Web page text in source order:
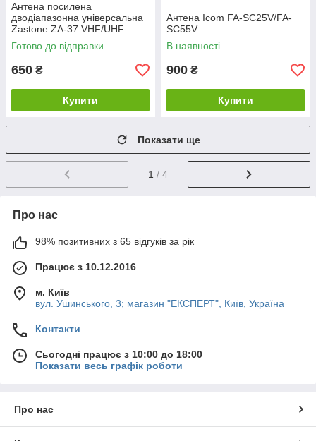
Антена посилена
дводіапазонна універсальна
Zastone ZA-37 VHF/UHF
SMA-Male
Готово до відправки
650 ₴
Купити
Антена Icom FA-SC25V/FA-
SC55V
В наявності
900 ₴
Купити
Показати ще
1 / 4
Про нас
98% позитивних з 65 відгуків за рік
Працює з 10.12.2016
м. Київ
вул. Ушинського, 3; магазин "ЕКСПЕРТ", Київ, Україна
Контакти
Сьогодні працює з 10:00 до 18:00
Показати весь графік роботи
Про нас